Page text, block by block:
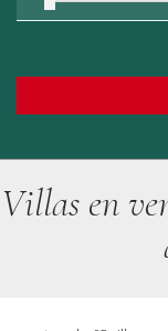
Villas en